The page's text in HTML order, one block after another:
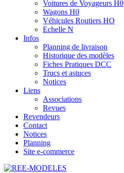
Voitures de Voyageurs H0
Wagons H0
Véhicules Routiers HO
Echelle N
Infos
Planning de livraison
Historique des modèles
Fiches Pratiques DCC
Trucs et astuces
Notices
Liens
Associations
Revues
Revendeurs
Contact
Notices
Planning
Site e-commerce